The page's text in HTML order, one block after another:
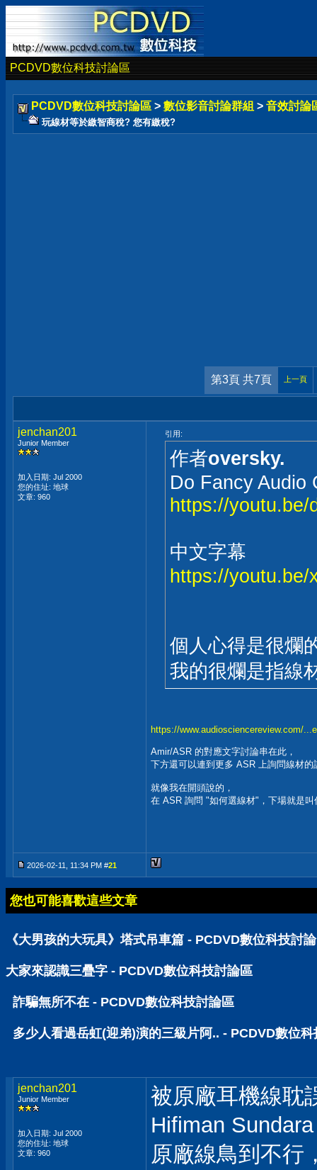
PCDVD數位科技討論區
PCDVD數位科技討論區 > 數位影音討論群組 > 音效討論
玩線材等於繳智商稅? 您有繳稅?
第3頁 共7頁 上一頁
jenchan201
Junior Member
加入日期: Jul 2000
您的住址: 地球
文章: 960
引用:
作者oversky.
Do Fancy Audio
https://youtu.be/
中文字幕
https://youtu.be/
個人心得是很爛
我的很爛是指線
https://www.audiosciencereview.com/
Amir/ASR 的對應文字討論串在此，
下方還可以連到更多 ASR 上詢問線材的
就像我在開頭說的，
在 ASR 詢問 "如何選線材"，下場就是
2026-02-11, 11:34 PM #21
您也可能喜歡這些文章
《大男孩的大玩具》塔式吊車篇 - PCDVD數位科技討
大家來認識三疊字 - PCDVD數位科技討論區
詐騙無所不在 - PCDVD數位科技討論區
多少人看過岳虹(迎弟)演的三級片阿.. - PCDVD數位科
jenchan201
Junior Member
加入日期: Jul 2000
您的住址: 地球
文章: 960
被原廠耳機線耽
Hifiman
原廠線鳥到不行